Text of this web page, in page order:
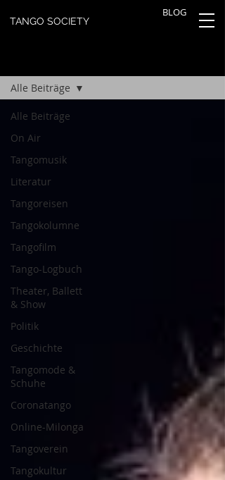
BLOG
TANGO SOCIETY
Alle Beiträge
On Air
Tangomusik
Literatur
Tangoreisen
Tangokolumne
Tangofilm
Tango-Logbuch
Theater, Ballett
& Show
Politik
Geschichte
Tangomode &
Schuhe
Coronatango
Online-Milonga
Tangoverein
Tangokultur
Alle Beiträge